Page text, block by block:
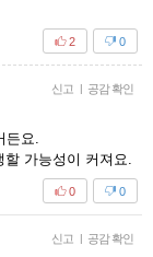
0
2
신고 공감 확인
든요.
가능성이 커져요.
0
0
신고 공감 확인